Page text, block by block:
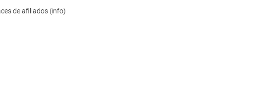
de afiliados (info)